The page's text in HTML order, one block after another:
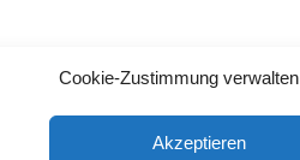
Cookie-Zustimmung verwalten
Akzeptieren